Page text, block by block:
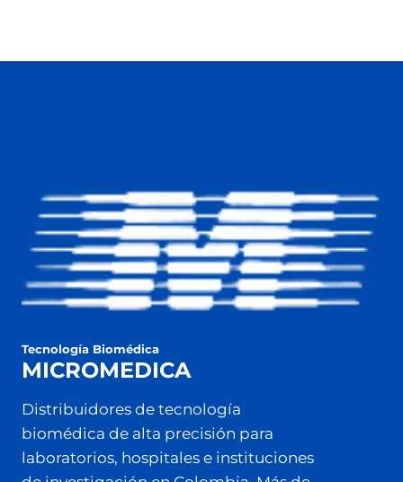
Tecnología Biomédica
MICROMEDICA
Distribuidores de tecnología
biomédica de alta precisión para
laboratorios, hospitales e instituciones